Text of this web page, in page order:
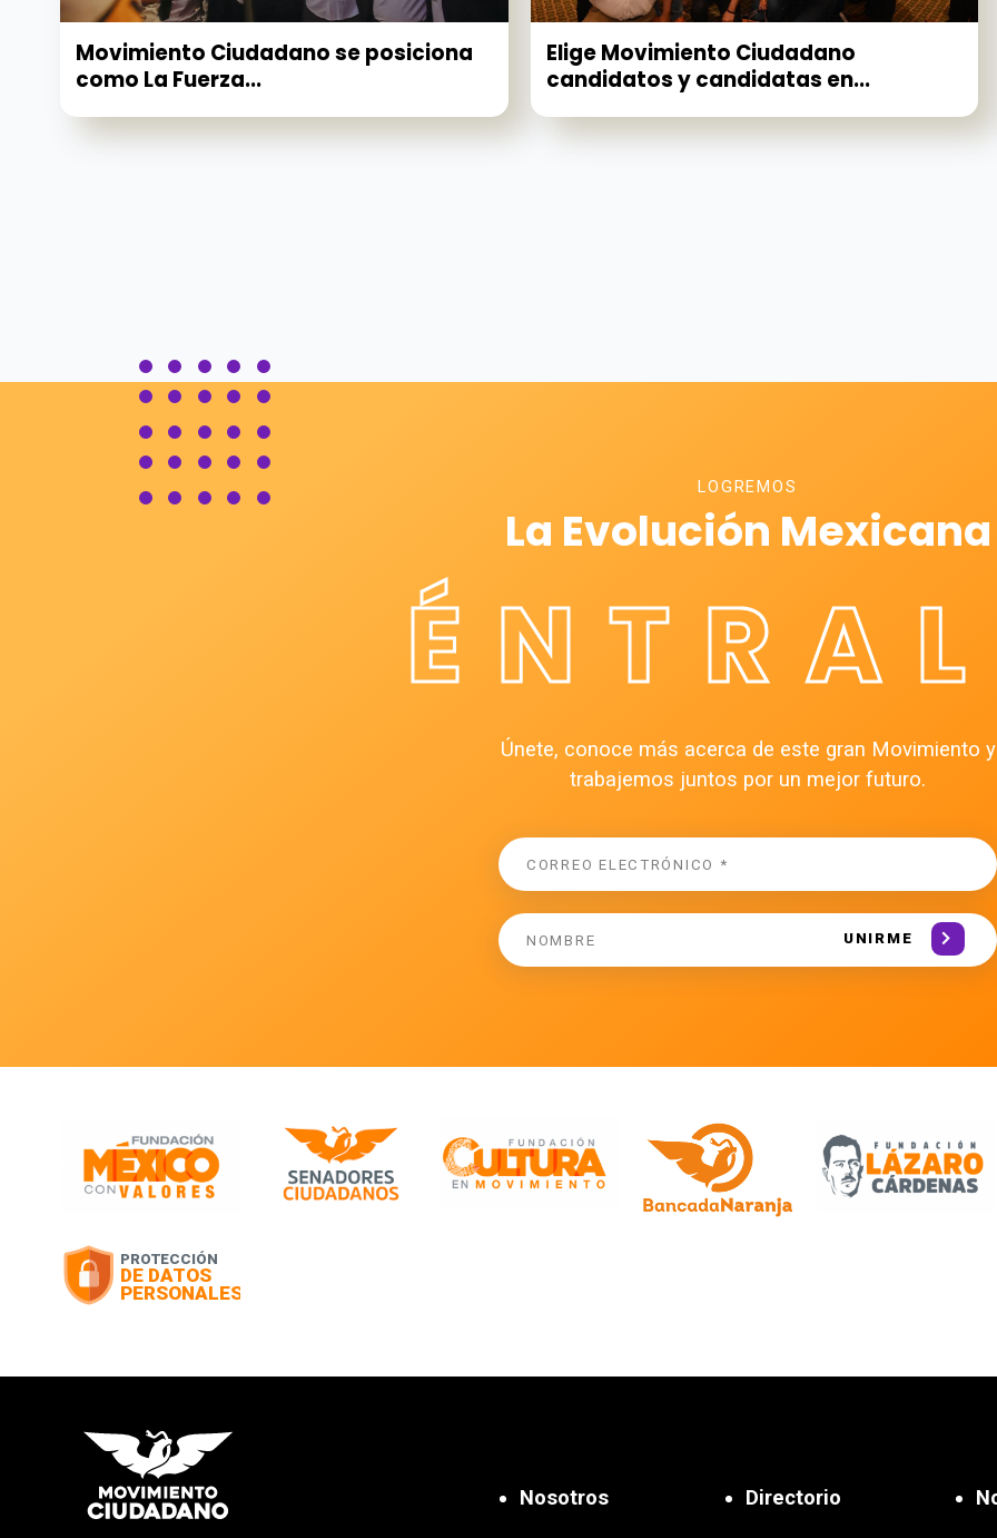
Movimiento Ciudadano se posiciona
como La Fuerza...
Elige Movimiento Ciudadano
candidatos y candidatas en...
LOGREMOS
La Evolución Mexicana
Únete, conoce más acerca de este gran Movimiento y
trabajemos juntos por un mejor futuro.
UNIRME
Nosotros Directorio